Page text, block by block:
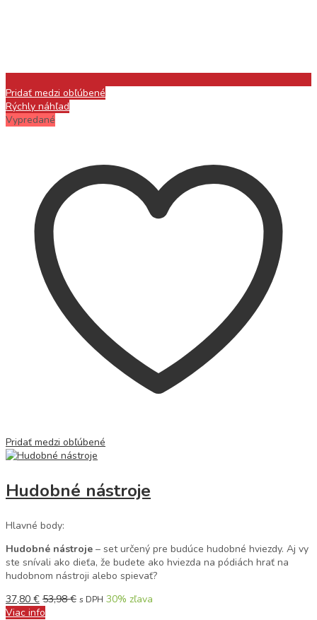
Pridať medzi obľúbené
Rýchly náhľad
Vypredané
Pridať medzi obľúbené
Hudobné nástroje
Hlavné body:
Hudobné nástroje – set určený pre budúce hudobné hviezdy. Aj vy
ste snívali ako dieťa, že budete ako hviezda na pódiách hrať na
hudobnom nástroji alebo spievať?
37,80 € 53,98€ s DPH 30% zľava
Viac info